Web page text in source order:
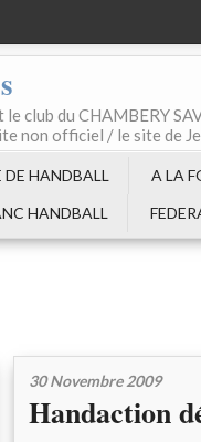
club du CHAMBERY
non officiel / le site de
HANDBALL
A LA
HANDBALL
30 Novembre 2009
Handaction